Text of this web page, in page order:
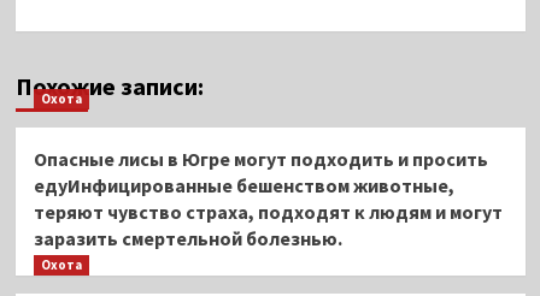
Похожие записи:
Охота
Опасные лисы в Югре могут подходить и просить
едуИнфицированные бешенством животные,
теряют чувство страха, подходят к людям и могут
заразить смертельной болезнью.
Охота